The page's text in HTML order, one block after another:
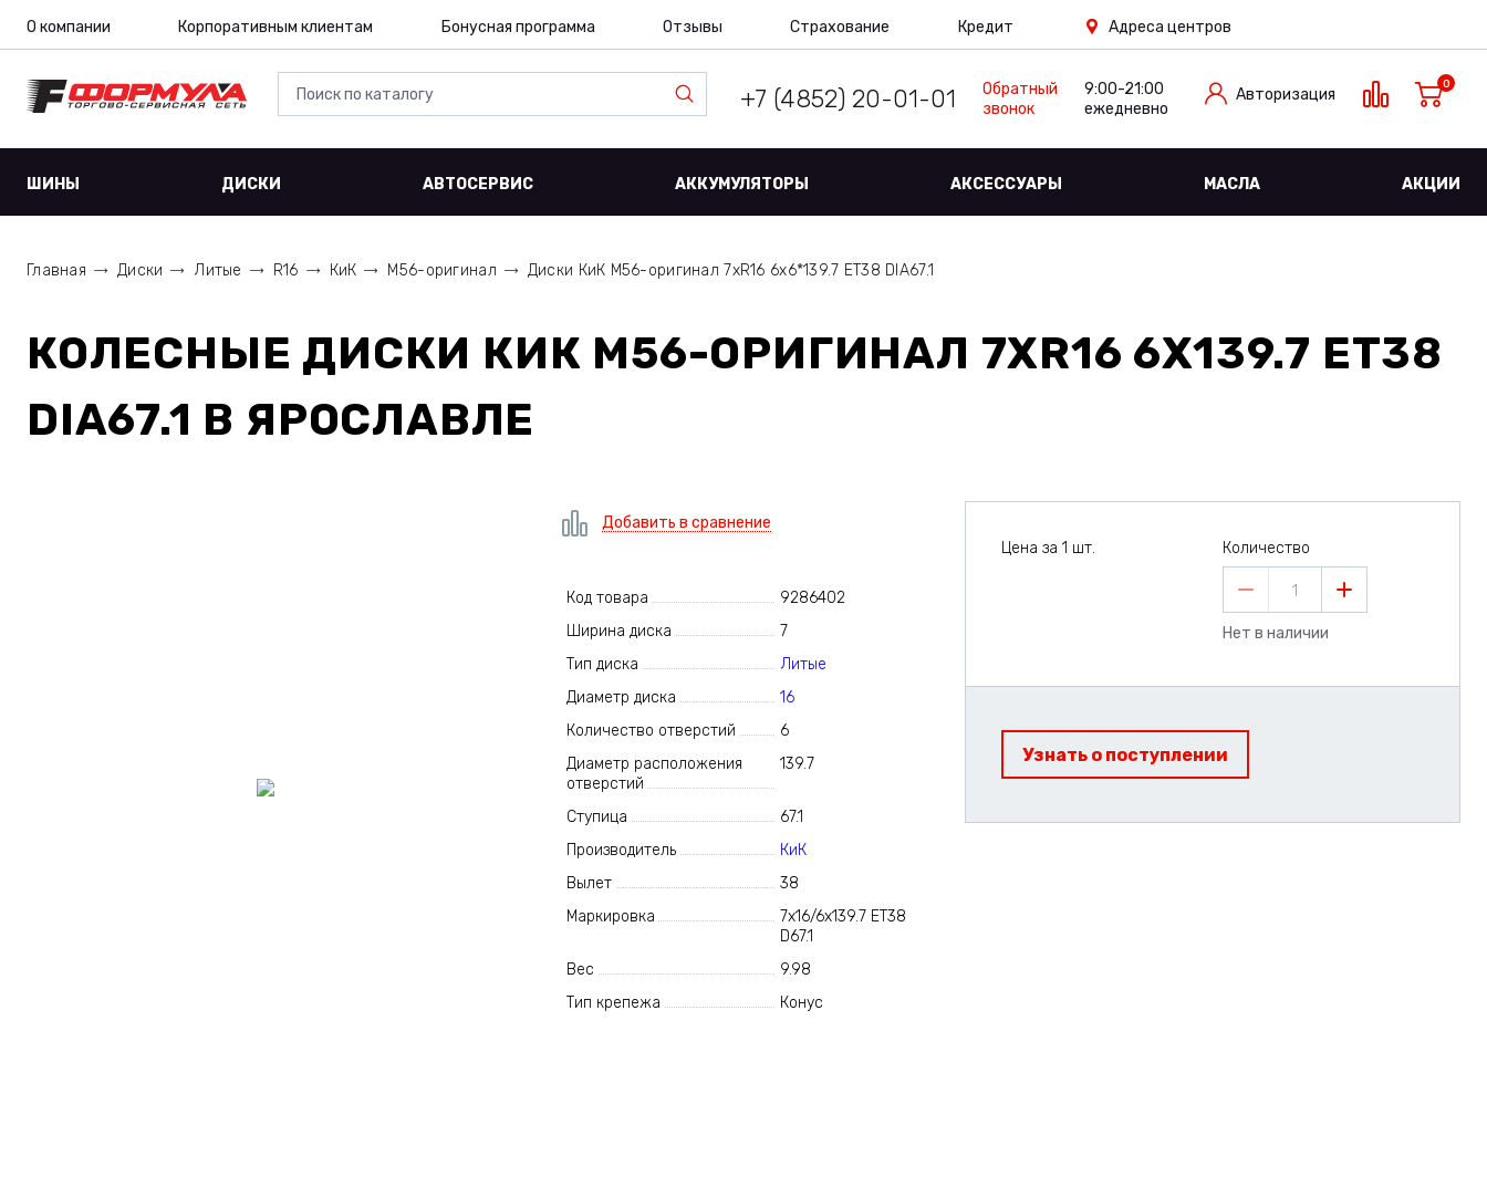
О компании Корпоративным клиентам Бонусная программа Отзывы Страхование Кредит Адреса центров
+7 (4852) 20-01-01
Обратный
звонок
9:00-21:00
ежедневно
Авторизация
0
ШИНЫ ДИСКИ АВТОСЕРВИС АККУМУЛЯТОРЫ АКСЕССУАРЫ МАСЛА АКЦИИ
Главная Диски Литые R16 КиК M56-оригинал Диски КиК M56-оригинал 7xR16 6x6*139.7 ET38 DIA67.1
КОЛЕСНЫЕ ДИСКИ КИК M56-ОРИГИНАЛ 7XR16 6X139.7 ET38
DIA67.1 В ЯРОСЛАВЛЕ
Добавить в сравнение
Код товара
9286402
Ширина диска
7
Тип диска
Литые
Диаметр диска
16
Количество отверстий
6
Диаметр расположения
отверстий
139.7
Ступица
67.1
Производитель
КиК
Вылет
38
Маркировка
7x16/6x139.7 ET38
D67.1
Вес
9.98
Тип крепежа
Конус
Цена за 1 шт. Количество
1
Нет в наличии
Узнать о поступлении